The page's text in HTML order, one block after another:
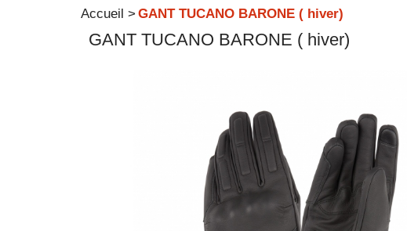
Accueil > GANT TUCANO BARONE ( hiver)
GANT TUCANO BARONE ( hiver)